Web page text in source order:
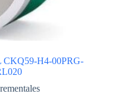
H4-00PRG-